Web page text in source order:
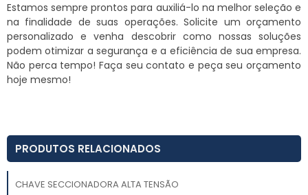
Estamos sempre prontos para auxiliá-lo na melhor seleção e
na finalidade de suas operações. Solicite um orçamento
personalizado e venha descobrir como nossas soluções
podem otimizar a segurança e a eficiência de sua empresa.
Não perca tempo! Faça seu contato e peça seu orçamento
hoje mesmo!
PRODUTOS RELACIONADOS
CHAVE SECCIONADORA ALTA TENSÃO